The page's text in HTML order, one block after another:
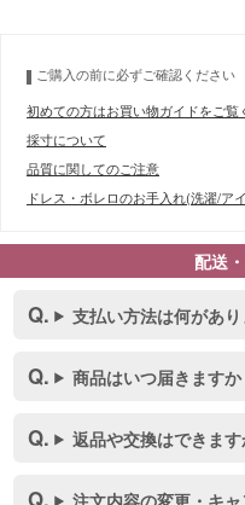
ご購入の前に必ずご確認ください
初めての方はお買い物ガイドをご覧
採寸について
品質に関してのご注意
ドレス・ボレロのお手入れ(洗濯/ア
配送
支払い方法は何があ
商品はいつ届きます
返品や交換はできます
注文内容の変更・キ